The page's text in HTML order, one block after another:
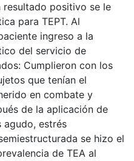
positivo se le
para TEPT. Al
ingreso a la
del servicio de
Cumplieron con los
que tenían el
en combate y
de la aplicación de
agudo, estrés
se hizo el
de TEA al